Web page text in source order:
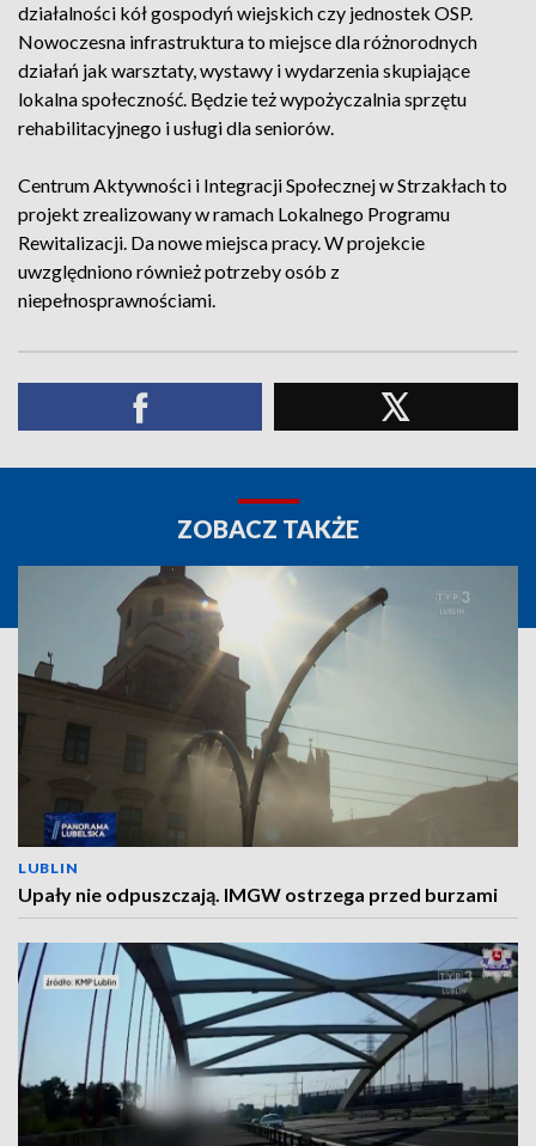
działalności kół gospodyń wiejskich czy jednostek OSP.
Nowoczesna infrastruktura to miejsce dla różnorodnych
działań jak warsztaty, wystawy i wydarzenia skupiające
lokalna społeczność. Będzie też wypożyczalnia sprzętu
rehabilitacyjnego i usługi dla seniorów.
Centrum Aktywności i Integracji Społecznej w Strzakłach to
projekt zrealizowany w ramach Lokalnego Programu
Rewitalizacji. Da nowe miejsca pracy. W projekcie
uwzględniono również potrzeby osób z
niepełnosprawnościami.
ZOBACZ TAKŻE
LUBLIN
Upały nie odpuszczają. IMGW ostrzega przed burzami